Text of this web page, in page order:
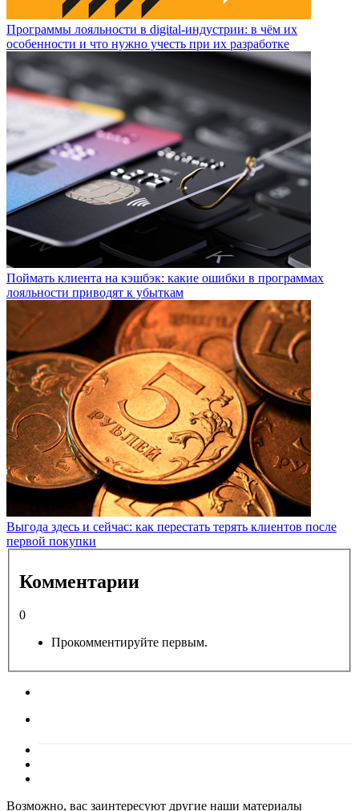
Программы лояльности в digital-индустрии: в чём их
особенности и что нужно учесть при их разработке
Поймать клиента на кэшбэк: какие ошибки в программах
лояльности приводят к убыткам
Выгода здесь и сейчас: как перестать терять клиентов после
первой покупки
Комментарии
0
Прокомментируйте первым.
Возможно, вас заинтересуют другие наши материалы